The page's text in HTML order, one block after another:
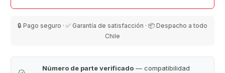
🔒 Pago seguro · ✅ Garantía de satisfacción · 📦 Despacho a todo
Chile
Número de parte verificado — compatibilidad